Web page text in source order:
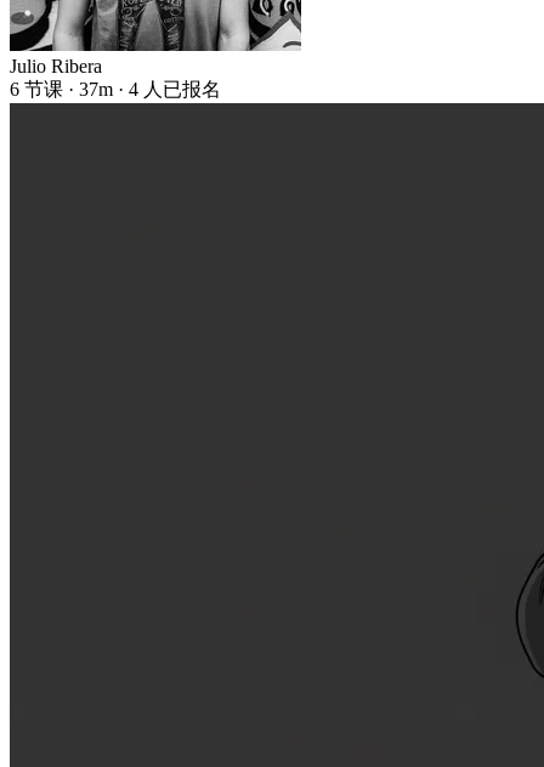
Julio Ribera
6 节课 · 37m · 4 人已报名